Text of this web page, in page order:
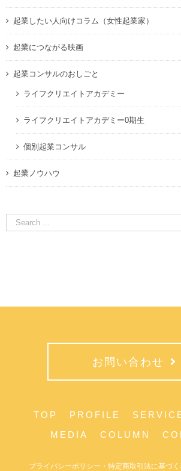
起業したい人向けコラム（女性起業家）
起業につながる映画
起業コンサルのおしごと
ライフクリエイトアカデミー
ライフクリエイトアカデミー0期生
個別起業コンサル
起業ノウハウ
Search
for:
お問い合わせ
TOP PROFILE
MEDIA
COLUMN
プライバシーポリシー・特定商取引法に基づ